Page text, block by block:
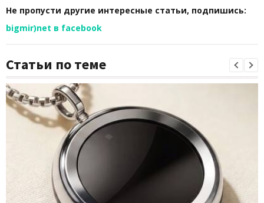
Не пропусти другие интересные статьи, подпишись:
bigmir)net в facebook
Статьи по теме